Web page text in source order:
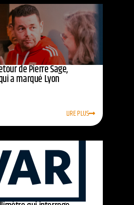
de Pierre Sage,
a marqué Lyon
LIRE PLUS